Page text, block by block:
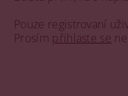
Pouze registrovaní
Prosím přihlaste se